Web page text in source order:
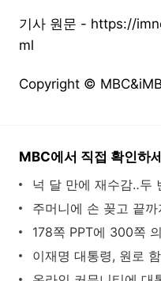
기사 원문 - https://
ml
Copyright ©
MBC에서 직접 확인하
넉 달 만에 재수감‥두